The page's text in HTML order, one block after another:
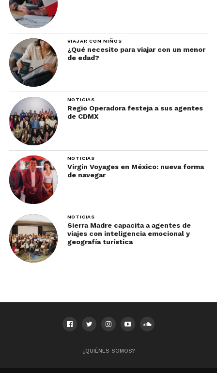
VIAJAR CON NIÑOS
¿Qué necesito para viajar con un menor
de edad?
NOTICIAS
Regio Operadora festeja a sus agentes
de CDMX
NOTICIAS
Virgin Voyages en México: nueva forma
de navegar
NOTICIAS
Sierra Madre capacita a agentes de
viajes con inteligencia emocional y
geografía turística
¿QUIÉNES SOMOS?